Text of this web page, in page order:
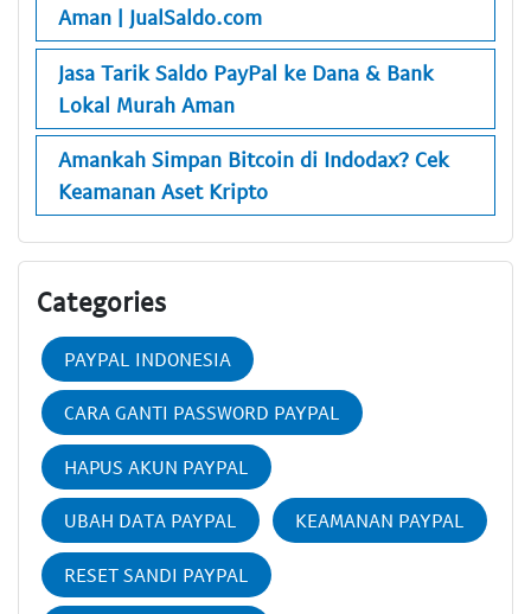
Aman | JualSaldo.com
Jasa Tarik Saldo PayPal ke Dana & Bank
Lokal Murah Aman
Amankah Simpan Bitcoin di Indodax? Cek
Keamanan Aset Kripto
Categories
PAYPAL INDONESIA
CARA GANTI PASSWORD PAYPAL
HAPUS AKUN PAYPAL
UBAH DATA PAYPAL KEAMANAN PAYPAL
RESET SANDI PAYPAL